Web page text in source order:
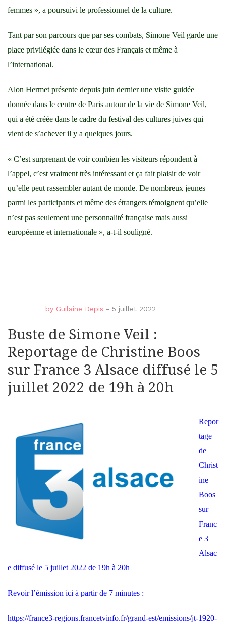
femmes », a poursuivi le professionnel de la culture.
Tant par son parcours que par ses combats, Simone Veil garde une
place privilégiée dans le cœur des Français et même à
l’international.
Alon Hermet présente depuis juin dernier une visite guidée
donnée dans le centre de Paris autour de la vie de Simone Veil,
qui a été créée dans le cadre du festival des cultures juives qui
vient de s’achever il y a quelques jours.
« C’est surprenant de voir combien les visiteurs répondent à
l’appel, c’est vraiment très intéressant et ça fait plaisir de voir
qu’elle peut rassembler autant de monde. De nombreux jeunes
parmi les participants et même des étrangers témoignent qu’elle
n’est pas seulement une personnalité française mais aussi
européenne et internationale », a-t-il souligné.
by Guilaine Depis - 5 juillet 2022
Buste de Simone Veil :
Reportage de Christine Boos
sur France 3 Alsace diffusé le 5
juillet 2022 de 19h à 20h
Repor
tage
de
Christ
ine
Boos
sur
Franc
e 3
Alsac
e diffusé le 5 juillet 2022 de 19h à 20h
Revoir l’émission ici à partir de 7 minutes :
https://france3-regions.francetvinfo.fr/grand-est/emissions/jt-1920-